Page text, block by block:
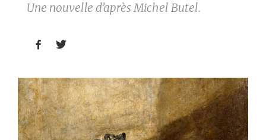
Une nouvelle d’après Michel Butel.
 